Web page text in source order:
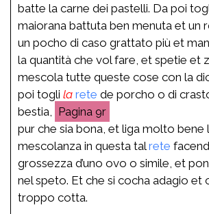
batte la carne dei pastelli. Da poi
maiorana battuta ben menuta et un
un pocho di caso grattato più et
la quantità che vol fare, et spetie et
mescola tutte queste cose con la
poi togli la rete de porcho o di
bestia,
9r
pur che sia bona, et liga molto bene
mescolanza in questa talrete
grossezza d’uno ovo o simile, et
nel speto. Et che si cocha adagio et
troppo cotta.